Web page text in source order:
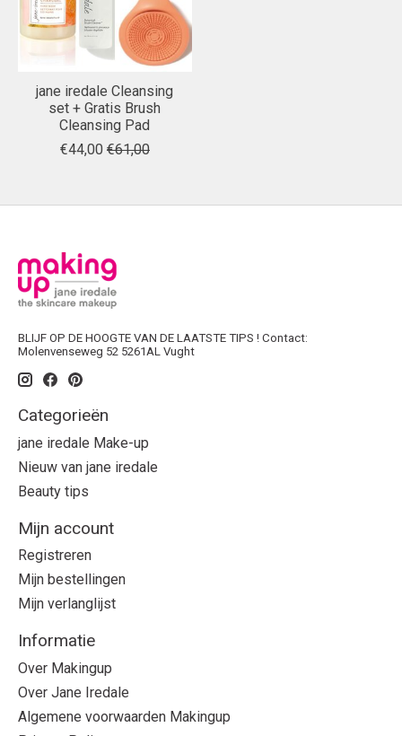
jane iredale Cleansing
set + Gratis Brush
Cleansing Pad
€44,00 €61,00
BLIJF OP DE HOOGTE VAN DE LAATSTE TIPS ! Contact:
Molenvenseweg 52 5261AL Vught
Categorieën
jane iredale Make-up
Nieuw van jane iredale
Beauty tips
Mijn account
Registreren
Mijn bestellingen
Mijn verlanglijst
Informatie
Over Makingup
Over Jane Iredale
Algemene voorwaarden Makingup